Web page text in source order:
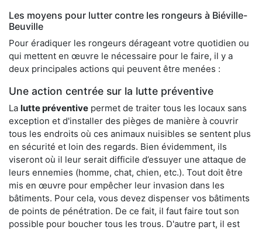
Les moyens pour lutter contre les rongeurs à Biéville-
Beuville
Pour éradiquer les rongeurs dérageant votre quotidien ou
qui mettent en œuvre le nécessaire pour le faire, il y a
deux principales actions qui peuvent être menées :
Une action centrée sur la lutte préventive
La lutte préventive permet de traiter tous les locaux sans
exception et d'installer des pièges de manière à couvrir
tous les endroits où ces animaux nuisibles se sentent plus
en sécurité et loin des regards. Bien évidemment, ils
viseront où il leur serait difficile d’essuyer une attaque de
leurs ennemies (homme, chat, chien, etc.). Tout doit être
mis en œuvre pour empêcher leur invasion dans les
bâtiments. Pour cela, vous devez dispenser vos bâtiments
de points de pénétration. De ce fait, il faut faire tout son
possible pour boucher tous les trous. D'autre part, il est